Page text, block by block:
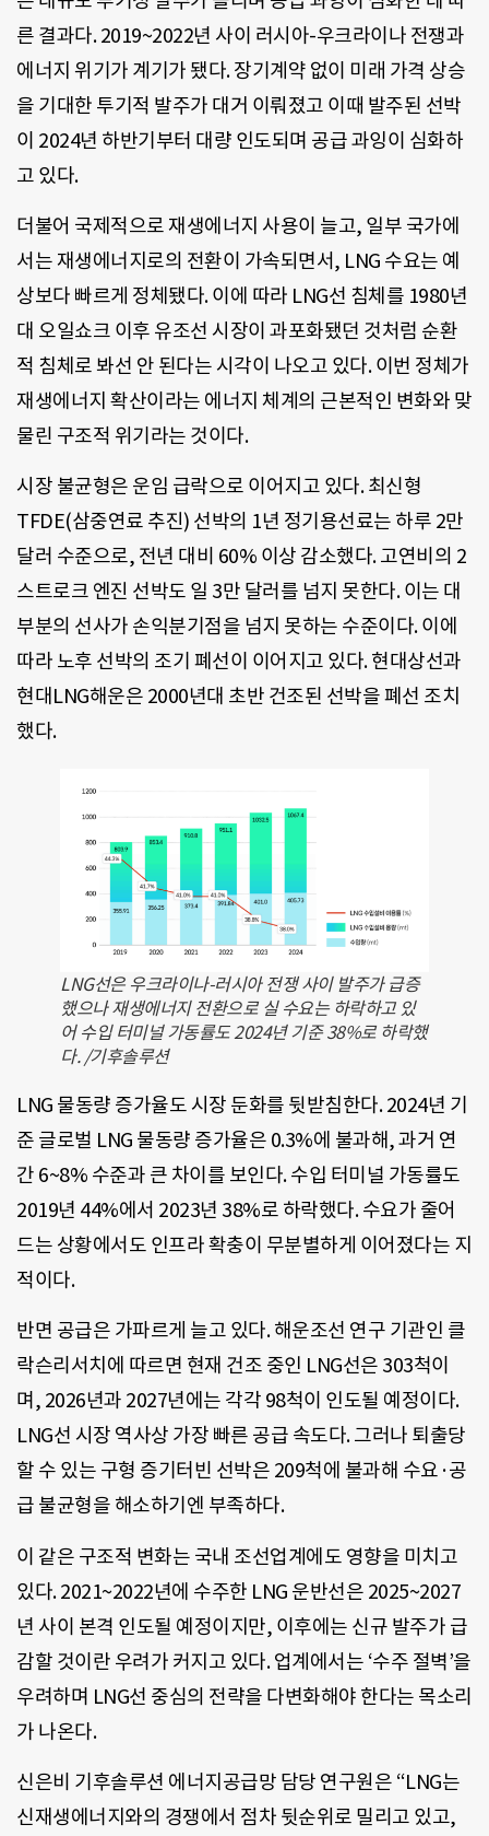
른 결과다. 2019~2022년 사이 러시아-우크라이나 전쟁과
에너지 위기가 계기가 됐다. 장기계약 없이 미래 가격 상승
을 기대한 투기적 발주가 대거 이뤄졌고 이때 발주된 선박
이 2024년 하반기부터 대량 인도되며 공급 과잉이 심화하
고 있다.
더불어 국제적으로 재생에너지 사용이 늘고, 일부 국가에
서는 재생에너지로의 전환이 가속되면서, LNG 수요는 예
상보다 빠르게 정체됐다. 이에 따라 LNG선 침체를 1980년
대 오일쇼크 이후 유조선 시장이 과포화됐던 것처럼 순환
적 침체로 봐선 안 된다는 시각이 나오고 있다. 이번 정체가
재생에너지 확산이라는 에너지 체계의 근본적인 변화와 맞
물린 구조적 위기라는 것이다.
시장 불균형은 운임 급락으로 이어지고 있다. 최신형
TFDE(삼중연료 추진) 선박의 1년 정기용선료는 하루 2만
달러 수준으로, 전년 대비 60% 이상 감소했다. 고연비의 2
스트로크 엔진 선박도 일 3만 달러를 넘지 못한다. 이는 대
부분의 선사가 손익분기점을 넘지 못하는 수준이다. 이에
따라 노후 선박의 조기 폐선이 이어지고 있다. 현대상선과
현대LNG해운은 2000년대 초반 건조된 선박을 폐선 조치
했다.
LNG선은 우크라이나-러시아 전쟁 사이 발주가 급증
했으나 재생에너지 전환으로 실 수요는 하락하고 있
어 수입 터미널 가동률도 2024년 기준 38%로 하락했
다. /기후솔루션
LNG 물동량 증가율도 시장 둔화를 뒷받침한다. 2024년 기
준 글로벌 LNG 물동량 증가율은 0.3%에 불과해, 과거 연
간 6~8% 수준과 큰 차이를 보인다. 수입 터미널 가동률도
2019년 44%에서 2023년 38%로 하락했다. 수요가 줄어
드는 상황에서도 인프라 확충이 무분별하게 이어졌다는 지
적이다.
반면 공급은 가파르게 늘고 있다. 해운조선 연구 기관인 클
락슨리서치에 따르면 현재 건조 중인 LNG선은 303척이
며, 2026년과 2027년에는 각각 98척이 인도될 예정이다.
LNG선 시장 역사상 가장 빠른 공급 속도다. 그러나 퇴출당
할 수 있는 구형 증기터빈 선박은 209척에 불과해 수요·공
급 불균형을 해소하기엔 부족하다.
이 같은 구조적 변화는 국내 조선업계에도 영향을 미치고
있다. 2021~2022년에 수주한 LNG 운반선은 2025~2027
년 사이 본격 인도될 예정이지만, 이후에는 신규 발주가 급
감할 것이란 우려가 커지고 있다. 업계에서는 ‘수주 절벽’을
우려하며 LNG선 중심의 전략을 다변화해야 한다는 목소리
가 나온다.
신은비 기후솔루션 에너지공급망 담당 연구원은 “LNG는
신재생에너지와의 경쟁에서 점차 뒷순위로 밀리고 있고,